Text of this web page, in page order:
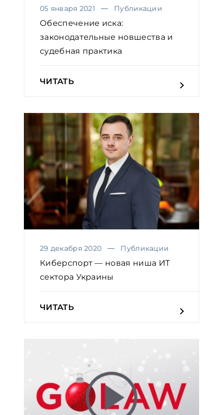
05 января 2021 Публикации
Обеспечение иска:
законодательные новшества и
судебная практика
ЧИТАТЬ
29 декабря 2020 Публикации
Киберспорт — новая ниша ИТ
сектора Украины
ЧИТАТЬ